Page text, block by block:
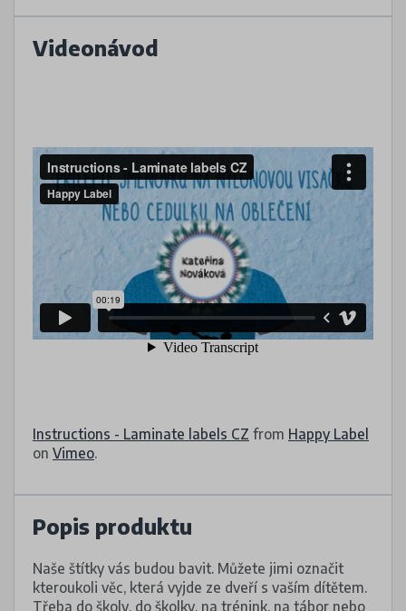
Videonávod
Instructions - Laminate labels CZ from Happy Label
on Vimeo.
Popis produktu
Naše štítky vás budou bavit. Můžete jimi označit
kteroukoli věc, která vyjde ze dveří s vaším dítětem.
Třeba do školy, do školky, na trénink, na tábor nebo